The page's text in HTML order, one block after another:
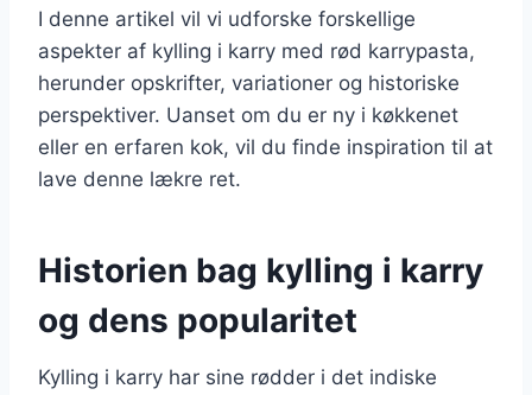
I denne artikel vil vi udforske forskellige
aspekter af kylling i karry med rød karrypasta,
herunder opskrifter, variationer og historiske
perspektiver. Uanset om du er ny i køkkenet
eller en erfaren kok, vil du finde inspiration til at
lave denne lækre ret.
Historien bag kylling i karry
og dens popularitet
Kylling i karry har sine rødder i det indiske